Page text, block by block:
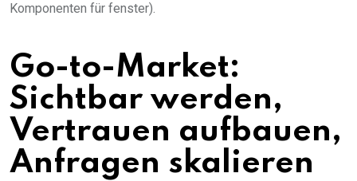
Komponenten für fenster).
Go-to-Market:
Sichtbar werden,
Vertrauen aufbauen,
Anfragen skalieren